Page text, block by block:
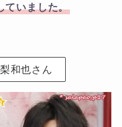
ていました。
和也さん